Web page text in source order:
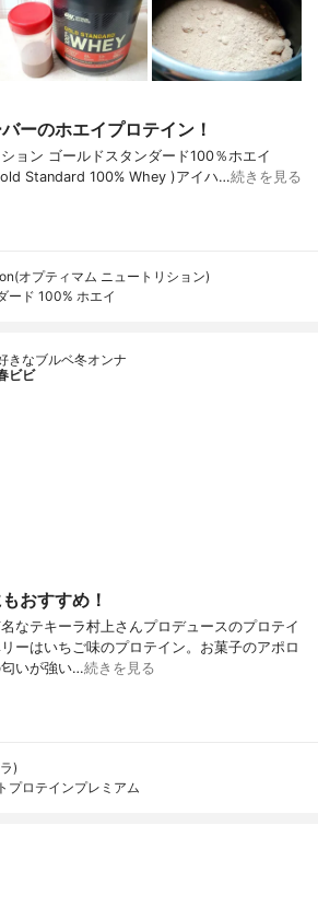
ーのホエイプロテイン！
ョン ゴールドスタンダード100％ホエイ
Standard 100% Whey )アイハ…続きを見る
オプティマム ニュートリション)
ード 100% ホエイ
きなブルベ冬オンナ
ビビ
おすすめ！
なテキーラ村上さんプロデュースのプロテイ
ーはいちご味のプロテイン。お菓子のアポロ
いが強い…続きを見る
)
プロテインプレミアム